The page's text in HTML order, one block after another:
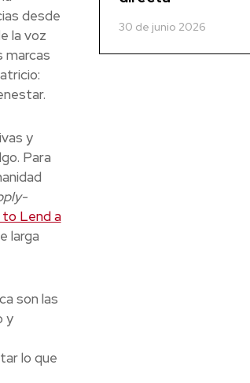
desde
la voz
marcas
y
Para
Lend a
larga
son las
y
lo que
30 de junio 2026